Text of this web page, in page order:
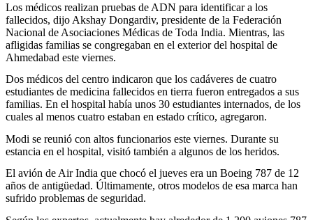
Los médicos realizan pruebas de ADN para identificar a los
fallecidos, dijo Akshay Dongardiv, presidente de la Federación
Nacional de Asociaciones Médicas de Toda India. Mientras, las
afligidas familias se congregaban en el exterior del hospital de
Ahmedabad este viernes.
Dos médicos del centro indicaron que los cadáveres de cuatro
estudiantes de medicina fallecidos en tierra fueron entregados a sus
familias. En el hospital había unos 30 estudiantes internados, de los
cuales al menos cuatro estaban en estado crítico, agregaron.
Modi se reunió con altos funcionarios este viernes. Durante su
estancia en el hospital, visitó también a algunos de los heridos.
El avión de Air India que chocó el jueves era un Boeing 787 de 12
años de antigüedad. Últimamente, otros modelos de esa marca han
sufrido problemas de seguridad.